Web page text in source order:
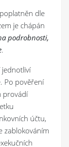
dle
je chápán
podrobnosti,
.
jednotliví
Po pověření
provádí
účtu,
zablokováním